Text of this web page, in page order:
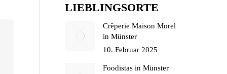
LIEBLINGSORTE
Crêperie Maison Morel
in Münster
10. Februar 2025
Foodistas in Münster